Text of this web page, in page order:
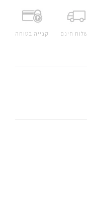
חינם קנייה בטוחה